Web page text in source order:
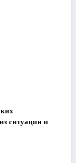
ситуации и